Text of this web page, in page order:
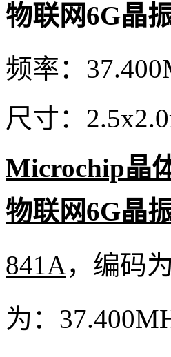
物联网6G晶
频率：
尺寸：
Microchip晶
物联网6G晶
841A，编码为
为：